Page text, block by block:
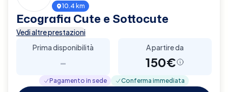
10.4 km
Ecografia Cute e Sottocute
Vedi altre prestazioni
Prima disponibilità
-
A partire da
150€
Pagamento in sede Conferma immediata